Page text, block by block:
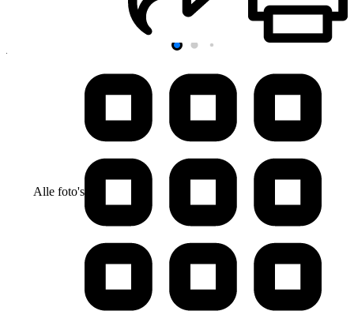
Alle foto's